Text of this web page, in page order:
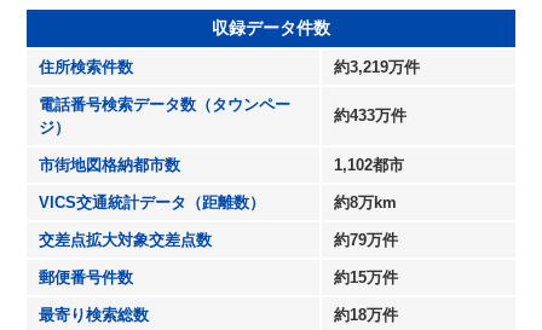
収録データ件数
住所検索件数 約3,219万件
電話番号検索データ数（タウンペー
ジ）
約433万件
市街地図格納都市数 1,102都市
VICS交通統計データ（距離数） 約8万km
交差点拡大対象交差点数 約79万件
郵便番号件数 約15万件
最寄り検索総数 約18万件